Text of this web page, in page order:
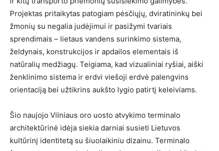
Projektas pritaikytas patogiam pėsčiųjų, dviratininkų bei
žmonių su negalia judėjimui ir pasižymi tvariais
sprendimais – lietaus vandens surinkimo sistema,
želdynais, konstrukcijos ir apdailos elementais iš
natūralių medžiagų. Teigiama, kad vizualiniai ryšiai, aiški
ženklinimo sistema ir erdvi viešoji erdvė palengvins
orientaciją bei užtikrins aukšto lygio patirtį keleiviams.
Šio naujojo Vilniaus oro uosto atvykimo terminalo
architektūrinė idėja siekia darniai susieti Lietuvos
kultūrinį identitetą su šiuolaikiniu dizainu. Terminalo